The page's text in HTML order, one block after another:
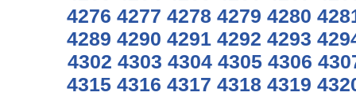
4276 4277 4278 4279 4280
4289 4290 4291 4292 4293
4302 4303 4304 4305 4306
4315 4316 4317 4318 4319